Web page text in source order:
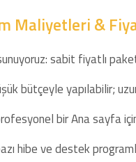
Maliyetleri &
sabit fiyatlı
bütçeyle yapılabilir;
bir Ana sayfa
hibe ve destek